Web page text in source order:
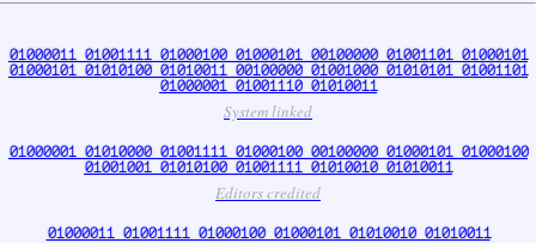
01000011 01001111 01000100 01000101 00100000 01001101 01000101
01000101 01010100 01010011 00100000 01001000 01010101 01001101
01000001 01001110 01010011
System linked
01000001 01010000 01001111 01000100 00100000 01000101 01000100
01001001 01010100 01001111 01010010 01010011
Editors credited
01000011 01001111 01000100 01000101 01010010 01010011